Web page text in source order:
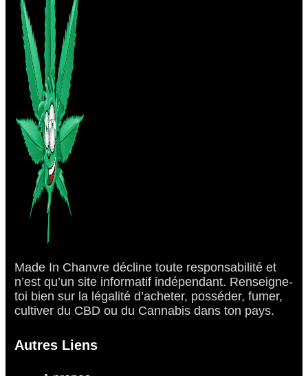
Made In Chanvre décline toute responsabilité et
n’est qu’un site informatif indépendant. Renseigne-
toi bien sur la légalité d’acheter, posséder, fumer,
cultiver du CBD ou du Cannabis dans ton pays.
Autres Liens